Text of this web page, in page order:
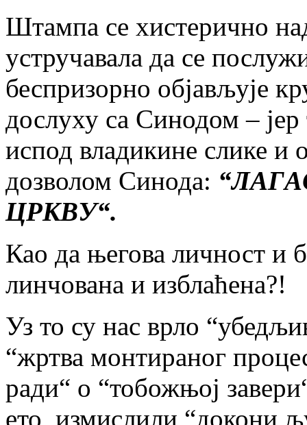
Штампа се хистерично
устручавала да се
беспризорно објављује
дослуху са Синодом –
испод владикине слике
дозволом Синода:
ЦРКВУ“.
Као да његова личност и
линчована и изблаћена?!
Уз то су нас врло
“жртва монтираног
ради“ о “тобожњој
ето, измислили “докони